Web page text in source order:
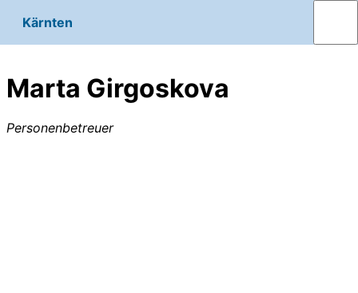
Kärnten
Marta Girgoskova
Personenbetreuer